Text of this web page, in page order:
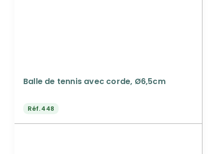
Balle de tennis avec corde, Ø6,5cm
Réf.448